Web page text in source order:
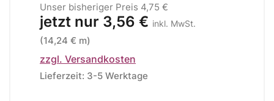
Unser bisheriger Preis 4,75 €
jetzt nur 3,56 € inkl. MwSt.
(14,24 € m)
zzgl. Versandkosten
Lieferzeit: 3-5 Werktage